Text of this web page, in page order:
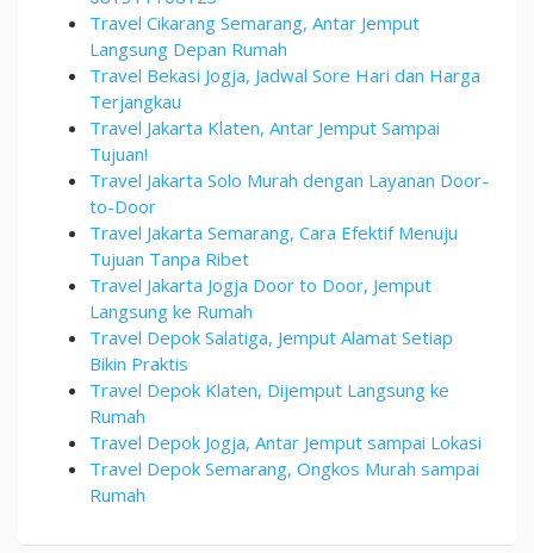
Travel Cikarang Semarang, Antar Jemput
Langsung Depan Rumah
Travel Bekasi Jogja, Jadwal Sore Hari dan Harga
Terjangkau
Travel Jakarta Klaten, Antar Jemput Sampai
Tujuan!
Travel Jakarta Solo Murah dengan Layanan Door-
to-Door
Travel Jakarta Semarang, Cara Efektif Menuju
Tujuan Tanpa Ribet
Travel Jakarta Jogja Door to Door, Jemput
Langsung ke Rumah
Travel Depok Salatiga, Jemput Alamat Setiap
Bikin Praktis
Travel Depok Klaten, Dijemput Langsung ke
Rumah
Travel Depok Jogja, Antar Jemput sampai Lokasi
Travel Depok Semarang, Ongkos Murah sampai
Rumah